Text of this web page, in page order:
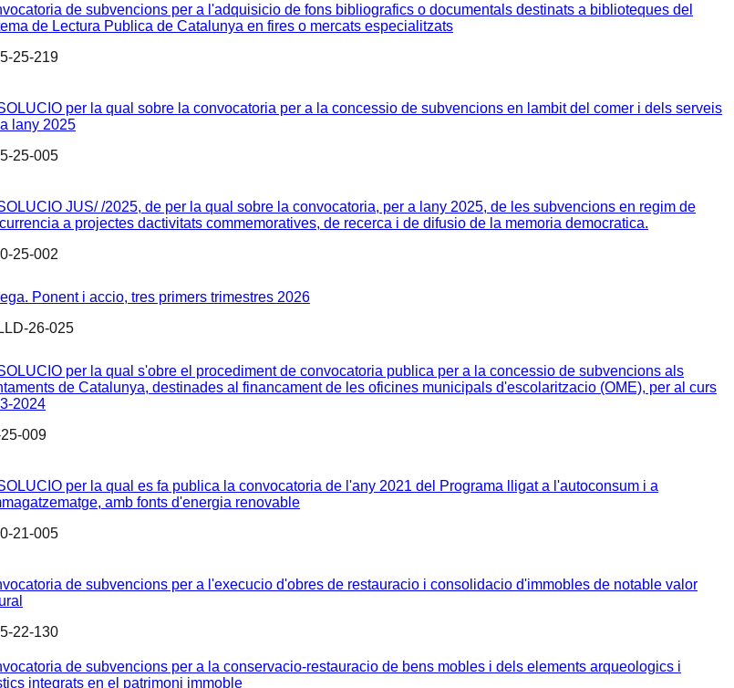
de subvencions per a l'adquisicio de fons bibliografics o documentals destinats a biblioteques del
de Lectura Publica de Catalunya en fires o mercats especialitzats
25-219
per la qual sobre la convocatoria per a la concessio de subvencions en lambit del comer i dels serveis
lany 2025
25-005
JUS/ /2025, de per la qual sobre la convocatoria, per a lany 2025, de les subvencions en regim de
a projectes dactivitats commemoratives, de recerca i de difusio de la memoria democratica.
25-002
Ponent i accio, tres primers trimestres 2026
26-025
per la qual s'obre el procediment de convocatoria publica per a la concessio de subvencions als
de Catalunya, destinades al financament de les oficines municipals d'escolaritzacio (OME), per al curs
2024
009
per la qual es fa publica la convocatoria de l'any 2021 del Programa lligat a l'autoconsum i a
amb fonts d'energia renovable
21-005
de subvencions per a l'execucio d'obres de restauracio i consolidacio d'immobles de notable valor
22-130
de subvencions per a la conservacio-restauracio de bens mobles i dels elements arqueologics i
integrats en el patrimoni immoble